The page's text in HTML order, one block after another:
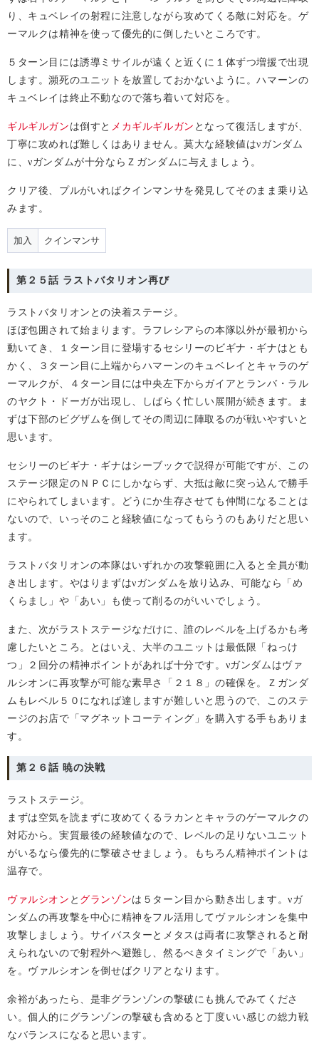
り、キュベレイの射程に注意しながら攻めてくる敵に対応を。ゲ
ーマルクは精神を使って優先的に倒したいところです。
５ターン目には誘導ミサイルが遠くと近くに１体ずつ増援で出現
します。瀕死のユニットを放置しておかないように。ハマーンの
キュベレイは終止不動なので落ち着いて対応を。
ギルギルガンは倒すと メカギルギルガン となって復活しますが、
丁寧に攻めれば難しくはありません。莫大な経験値はνガンダム
に、νガンダムが十分ならＺガンダムに与えましょう。
クリア後、プルがいればクインマンサを発見してそのまま乗り込
みます。
加入 クインマンサ
第２５話 ラストバタリオン再び
ラストバタリオンとの決着ステージ。
ほぼ包囲されて始まります。ラフレシアらの本隊以外が最初から
動いてき、１ターン目に登場するセシリーのビギナ・ギナはとも
かく、３ターン目に上端からハマーンのキュベレイとキャラのゲ
ーマルクが、４ターン目には中央左下からガイアとランバ・ラル
のヤクト・ドーガが出現し、しばらく忙しい展開が続きます。ま
ずは下部のビグザムを倒してその周辺に陣取るのが戦いやすいと
思います。
セシリーのビギナ・ギナはシーブックで説得が可能ですが、この
ステージ限定のＮＰＣにしかならず、大抵は敵に突っ込んで勝手
にやられてしまいます。どうにか生存させても仲間になることは
ないので、いっそのこと経験値になってもらうのもありだと思い
ます。
ラストバタリオンの本隊はいずれかの攻撃範囲に入ると全員が動
き出します。やはりまずはνガンダムを放り込み、可能なら「め
くらまし」や「あい」も使って削るのがいいでしょう。
また、次がラストステージなだけに、誰のレベルを上げるかも考
慮したいところ。とはいえ、大半のユニットは最低限「ねっけ
つ」２回分の精神ポイントがあれば十分です。 νガンダムはヴァ
ルシオンに再攻撃が可能な素早さ「２１８」の確保を。Ｚガンダ
ムもレベル５０になれば達しますが難しいと思うので、このステ
ージのお店で「マグネットコーティング」を購入する手もありま
す。
第２６話 暁の決戦
ラストステージ。
まずは空気を読まずに攻めてくるラカンとキャラのゲーマルクの
対応から。実質最後の経験値なので、レベルの足りないユニット
がいるなら優先的に撃破させましょう。もちろん精神ポイントは
温存で。
ヴァルシオン と グランゾンは５ターン目から動き出します。νガ
ンダムの再攻撃を中心に精神をフル活用してヴァルシオンを集中
攻撃しましょう。サイバスターとメタスは両者に攻撃されると耐
えられないので射程外へ避難し、然るべきタイミングで「あい」
を。ヴァルシオンを倒せばクリアとなります。
余裕があったら、是非グランゾンの撃破にも挑んでみてくださ
い。個人的にグランゾンの撃破も含めると丁度いい感じの総力戦
なバランスになると思います。